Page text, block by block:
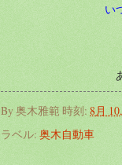
い
By奥木雅範 時刻: 8月
ラベル: 奥木自動車